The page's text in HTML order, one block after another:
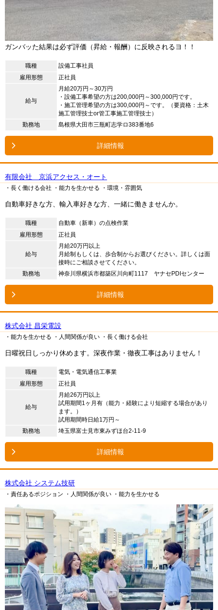
ガンバッた結果は必ず評価（昇給・報酬）に反映されるヨ！！
職種
設備工事社員
雇用形態
正社員
給与
月給20万円～30万円
・設備工事希望の方は200,000円～300,000円です。
・施工管理希望の方は300,000円～です。（要資格：土木
施工管理技士or管工事施工管理技士）
勤務地
島根県大田市三瓶町志学ロ383番地6
詳細情報
有限会社 京浜アクセス・オート
・長く働ける会社 ・能力を生かせる ・環境・雰囲気
自動車好きな方、輸入車好きな方、一緒に働きませんか。
職種
自動車（新車）の点検作業
雇用形態
正社員
給与
月給20万円以上
月給制もしくは、歩合制からお選びください。詳しくは面
接時にご相談させてください。
勤務地
神奈川県横浜市都築区川向町1117 ヤナセPDIセンター
詳細情報
株式会社 昌栄電設
・能力を生かせる ・人間関係が良い ・長く働ける会社
日曜祝日しっかり休めます。深夜作業・徹夜工事はありません！
職種
電気・電気通信工事業
雇用形態
正社員
給与
月給26万円以上
試用期間1ヶ月有（能力・経験により短縮する場合があり
ます。）
試用期間時日給1万円～
勤務地
埼玉県富士見市東みずほ台2-11-9
詳細情報
株式会社 システム技研
・責任あるポジション ・人間関係が良い ・能力を生かせる